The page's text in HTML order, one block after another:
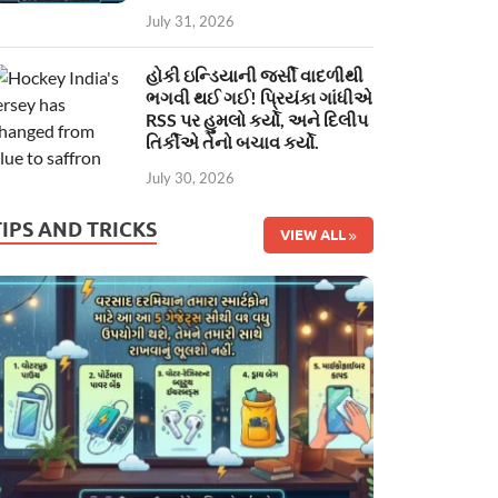
July 31, 2026
હોકી ઇન્ડિયાની જર્સી વાદળીથી
ભગવી થઈ ગઈ! પ્રિયંકા ગાંધીએ
RSS પર હુમલો કર્યો, અને દિલીપ
તિર્કીએ તેનો બચાવ કર્યો.
July 30, 2026
AND TRICKS VIEW ALL